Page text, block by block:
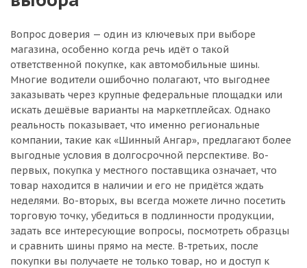
Вопрос доверия — один из ключевых при выборе
магазина, особенно когда речь идёт о такой
ответственной покупке, как автомобильные шины.
Многие водители ошибочно полагают, что выгоднее
заказывать через крупные федеральные площадки или
искать дешёвые варианты на маркетплейсах. Однако
реальность показывает, что именно региональные
компании, такие как «Шинный Ангар», предлагают более
выгодные условия в долгосрочной перспективе. Во-
первых, покупка у местного поставщика означает, что
товар находится в наличии и его не придётся ждать
неделями. Во-вторых, вы всегда можете лично посетить
торговую точку, убедиться в подлинности продукции,
задать все интересующие вопросы, посмотреть образцы
и сравнить шины прямо на месте. В-третьих, после
покупки вы получаете не только товар, но и доступ к